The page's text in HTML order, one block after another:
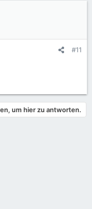
#11
um hier zu antworten.